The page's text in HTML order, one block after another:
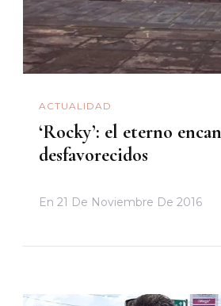
ACTUALIDAD
‘Rocky’: el eterno
desfavorecidos
En 21 De Noviembre De 2016